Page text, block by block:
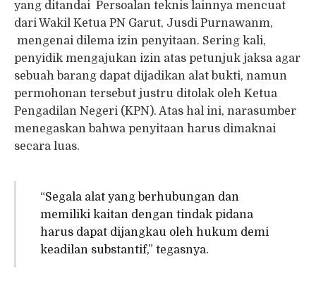
yang ditandai Persoalan teknis lainnya mencuat
dari Wakil Ketua PN Garut, Jusdi Purnawanm,
mengenai dilema izin penyitaan. Sering kali,
penyidik mengajukan izin atas petunjuk jaksa agar
sebuah barang dapat dijadikan alat bukti, namun
permohonan tersebut justru ditolak oleh Ketua
Pengadilan Negeri (KPN). Atas hal ini, narasumber
menegaskan bahwa penyitaan harus dimaknai
secara luas.
“Segala alat yang berhubungan dan
memiliki kaitan dengan tindak pidana
harus dapat dijangkau oleh hukum demi
keadilan substantif,” tegasnya.